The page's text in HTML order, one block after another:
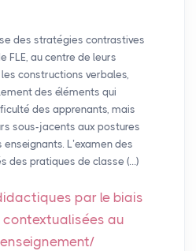
des stratégies contrastives
FLE, au centre de leurs
constructions verbales,
des éléments qui
des apprenants, mais
sous-jacents aux postures
L’examen des
des pratiques de classe (…)
par le biais
contextualisées au